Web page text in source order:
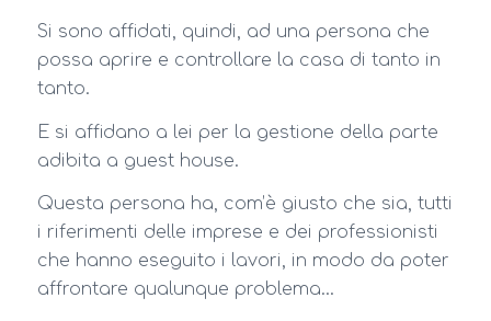
Si sono affidati, quindi, ad una persona che
possa aprire e controllare la casa di tanto in
tanto.
E si affidano a lei per la gestione della parte
adibita a guest house.
Questa persona ha, com’è giusto che sia, tutti
i riferimenti delle imprese e dei professionisti
che hanno eseguito i lavori, in modo da poter
affrontare qualunque problema…